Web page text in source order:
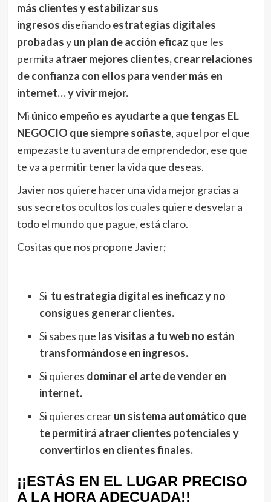
más clientes y estabilizar sus
ingresos diseñandoestrategias digitales
probadasyun plan de acción eficaz que les
permita atraer mejores clientes, crear relaciones
de confianza con ellos para vender más en
internet…y vivir mejor.
Mi único empeño es ayudarte a que tengas EL
NEGOCIO que siempre soñaste, aquel por el que
empezaste tu aventura de emprendedor, ese que
te va a permitir tener la vida que deseas.
Javier nos quiere hacer una vida mejor gracias a
sus secretos ocultos los cuales quiere desvelar a
todo el mundo que pague, está claro.
Cositas que nos propone Javier;
Si tu estrategia digital es ineficaz y no
consigues generar clientes.
Si sabes que las visitas a tu web no están
transformándose en ingresos.
Si quieres dominar el arte de vender en
internet.
Si quieres crearun sistema automático que
te permitirá atraer clientes potenciales y
convertirlos en clientes finales.
¡¡ESTÁS EN EL LUGAR PRECISO
A LA HORA ADECUADA!!